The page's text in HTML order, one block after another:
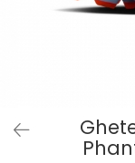
Bluze fotbal copii
Sorturi fotbal
Pantaloni lungi